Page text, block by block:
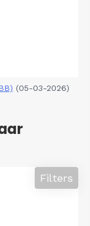
(05-03-2026)
Filters